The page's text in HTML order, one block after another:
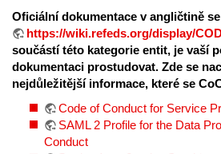
Oficiální dokumentace v angličtině
https://wiki.refeds.org/display/
součástí této kategorie entit, je vaší
dokumentaci prostudovat. Zde se
nejdůležitější informace, které se
Code of Conduct for Service
SAML 2 Profile for the Data
Conduct